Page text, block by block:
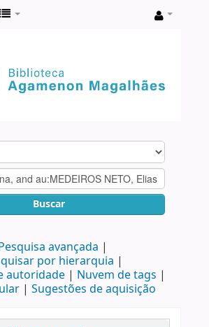
Buscar
avançada
por hierarquia
autoridade
Nuvem de tags
Sugestões de aquisição